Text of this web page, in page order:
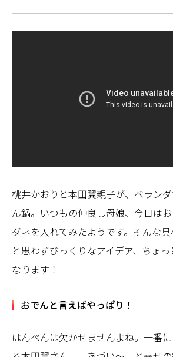
桃井かおりと本田翼親子が、ベラン
ん鍋。いつもの仲良し母娘、今日は
ダネを入れてみたようです。そんな
と思わずびっくりなアイデア、ちょ
なります！
おでんと言えばやっぱり！
はんぺんは欠かせませんよね。一番